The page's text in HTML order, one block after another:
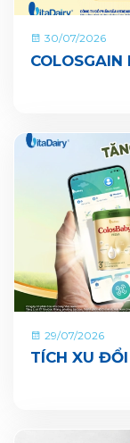
30/07/2026
29/07/2026
TÍCH XU ĐỔI